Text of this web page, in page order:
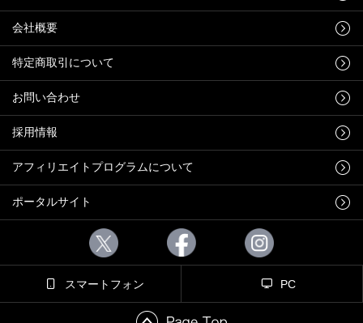
会社概要
特定商取引について
お問い合わせ
採用情報
アフィリエイトプログラムについて
ポータルサイト
スマートフォン PC